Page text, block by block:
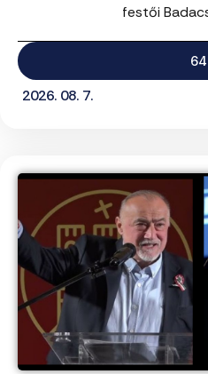
festői
64
2026. 08. 7.